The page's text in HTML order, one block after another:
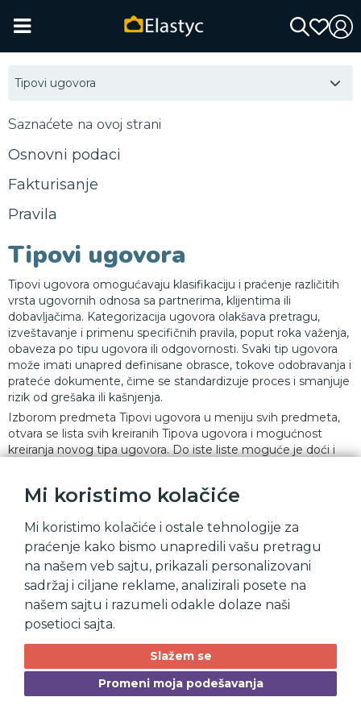
Mi koristimo kolačiće
Mi koristimo kolačiće i ostale tehnologije za
praćenje kako bismo unapredili vašu pretragu
na našem veb sajtu, prikazali personalizovani
sadržaj i ciljane reklame, analizirali posete na
našem sajtu i razumeli odakle dolaze naši
posetioci sajta.
Slažem se
Promeni moja podešavanja
Tipovi ugovora
Saznaćete na ovoj strani
Osnovni podaci
Fakturisanje
Pravila
Tipovi ugovora
Tipovi ugovora omogućavaju klasifikaciju i praćenje različitih
vrsta ugovornih odnosa sa partnerima, klijentima ili
dobavljačima. Kategorizacija ugovora olakšava pretragu,
izveštavanje i primenu specifičnih pravila, poput roka važenja,
obaveza po tipu ugovora ili odgovornosti. Svaki tip ugovora
može imati unapred definisane obrasce, tokove odobravanja i
prateće dokumente, čime se standardizuje proces i smanjuje
rizik od grešaka ili kašnjenja.
Izborom predmeta Tipovi ugovora u meniju svih predmeta,
otvara se lista svih kreiranih Tipova ugovora i mogućnost
kreiranja novog tipa ugovora. Do iste liste moguće je doći i